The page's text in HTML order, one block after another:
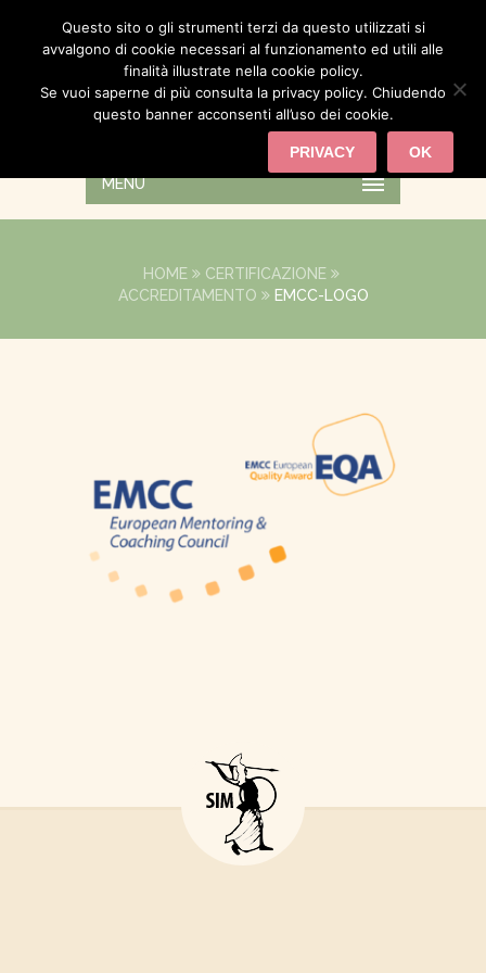
MENU
HOME
CERTIFICAZIONE
ACCREDITAMENTO
EMCC-LOGO
Questo sito o gli strumenti terzi da questo utilizzati si
avvalgono di cookie necessari al funzionamento ed utili alle
finalità illustrate nella cookie policy.
Se vuoi saperne di più consulta la privacy policy. Chiudendo
questo banner acconsenti all’uso dei cookie.
OK
PRIVACY